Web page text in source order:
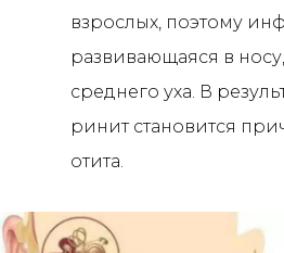
взрослых, поэтому
развивающаяся в
среднего уха. В
ринит становится
отита.